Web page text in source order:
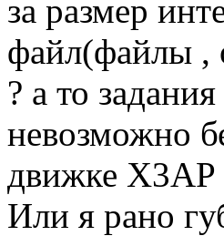
за размер
файл(файлы ,
? а то
невозможно
движке X3AP
Или я рано